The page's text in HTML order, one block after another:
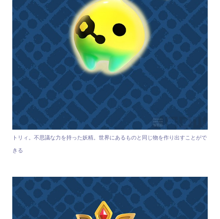
トリィ。不思議な力を持った妖精。世界にあるものと同じ物を作り出すことがで
きる